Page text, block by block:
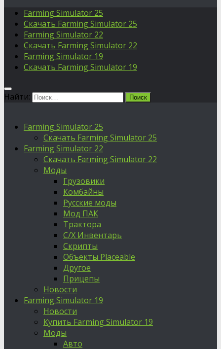
Farming Simulator 25
Скачать Farming Simulator 25
Farming Simulator 22
Скачать Farming Simulator 22
Farming Simulator 19
Скачать Farming Simulator 19
Найти:
Farming Simulator 25
Скачать Farming Simulator 25
Farming Simulator 22
Скачать Farming Simulator 22
Моды
Грузовики
Комбайны
Русские моды
Мод ПАК
Трактора
С/Х Инвентарь
Скрипты
Объекты Placeable
Другое
Прицепы
Новости
Farming Simulator 19
Новости
Купить Farming Simulator 19
Моды
Авто